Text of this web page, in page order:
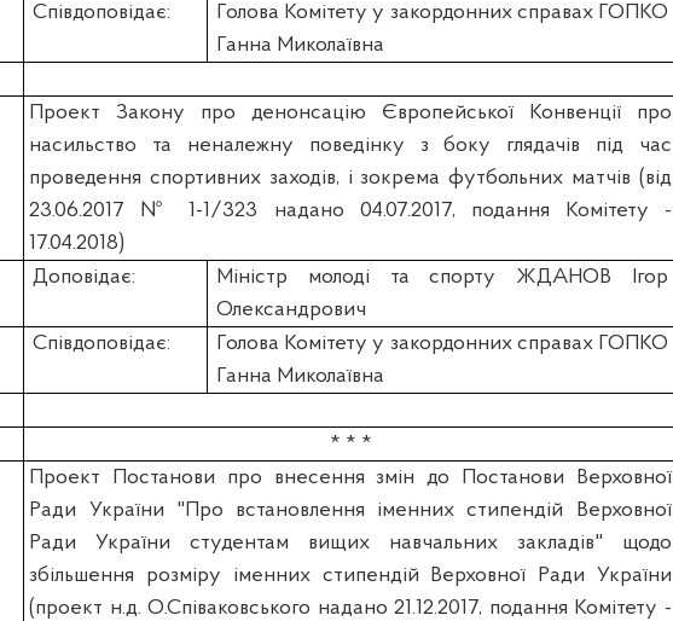
Співдоповідає:
Голова Комітету у закордонних справах ГОПКО
Ганна Миколаївна
Проект Закону про денонсацію Європейської Конвенції про
насильство та неналежну поведінку з боку глядачів під час
проведення спортивних заходів, і зокрема футбольних матчів (вiд
23.06.2017 № 1-1/323 надано 04.07.2017, подання Комітету -
17.04.2018)
Доповідає:
Міністр молоді та спорту ЖДАНОВ Ігор
Олександрович
Співдоповідає:
Голова Комітету у закордонних справах ГОПКО
Ганна Миколаївна
* * *
Проект Постанови про внесення змін до Постанови Верховної
Ради України "Про встановлення іменних стипендій Верховної
Ради України студентам вищих навчальних закладів" щодо
збільшення розміру іменних стипендій Верховної Ради України
(проект н.д. О.Співаковського надано 21.12.2017, подання Комітету -